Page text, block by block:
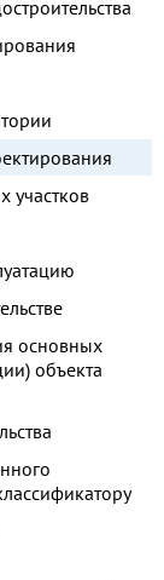
участков
основных
объекта